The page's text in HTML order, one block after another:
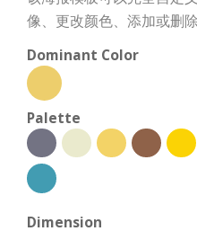
像、更改颜色、添加或删
Dominant Color
Palette
Dimension